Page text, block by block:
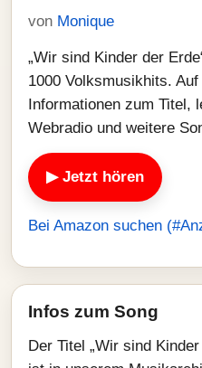
von Monique
„Wir sind Kinder der
1000 Volksmusikhits.
Informationen zum Titel,
Webradio und weitere
▶ Jetzt hören
Bei Amazon suchen
Infos zum Song
Der Titel „Wir sind